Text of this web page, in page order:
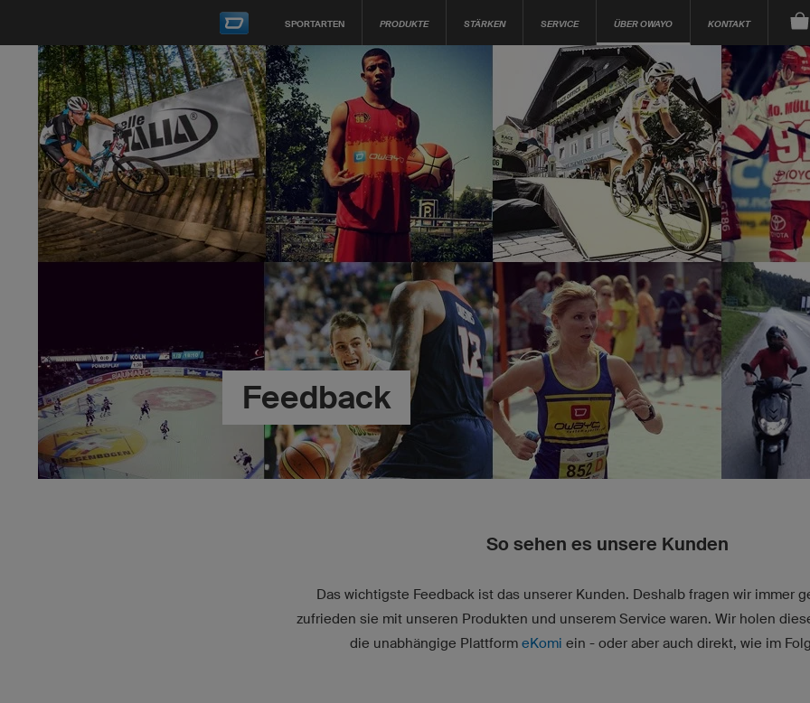
SPORTARTEN PRODUKTE STÄRKEN SERVICE ÜBER OWAYO KONTAKT
Feedback
So sehen es unsere Kunden
Das wichtigste Feedback ist das unserer Kunden. Deshalb fragen wir immer
zufrieden sie mit unseren Produkten und unserem Service waren. Wir holen
die unabhängige Plattform eKomi ein - oder aber auch direkt, wie im